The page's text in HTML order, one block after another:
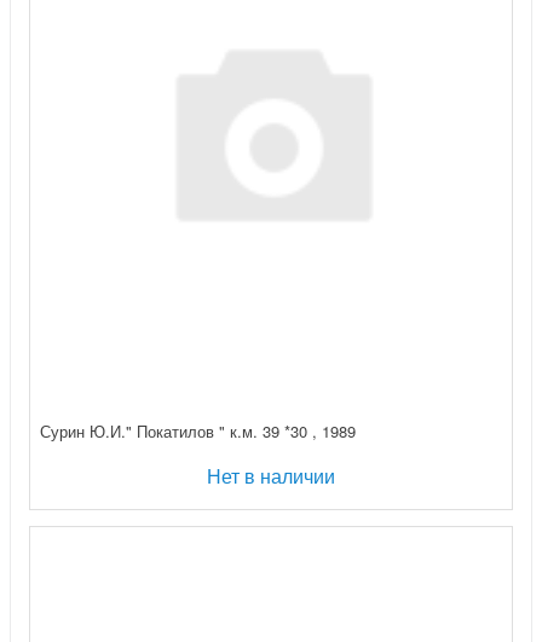
Сурин Ю.И." Покатилов " к.м. 39 *30 , 1989
Нет в наличии